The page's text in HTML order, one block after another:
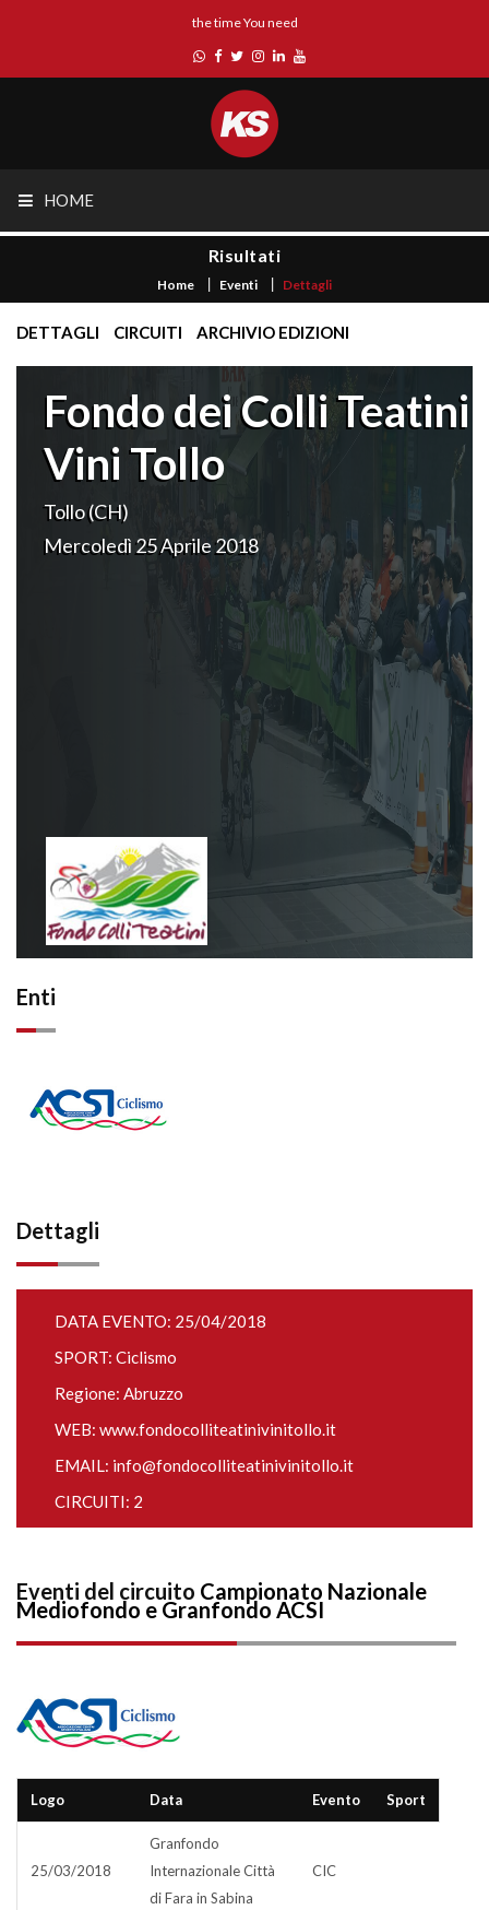
the time You need
HOME
Risultati
Home Eventi Dettagli
DETTAGLI CIRCUITI ARCHIVIO EDIZIONI
Fondo dei Colli Teatini
Vini Tollo
Tollo (CH)
Mercoledì 25 Aprile 2018
Enti
Dettagli
DATA EVENTO: 25/04/2018
SPORT: Ciclismo
Regione: Abruzzo
WEB: www.fondocolliteatinivinitollo.it
EMAIL: info@fondocolliteatinivinitollo.it
CIRCUITI: 2
Eventi del circuito Campionato Nazionale
Mediofondo e Granfondo ACSI
Logo Data Evento Sport
25/03/2018
Granfondo
Internazionale Città
di Fara in Sabina
CIC